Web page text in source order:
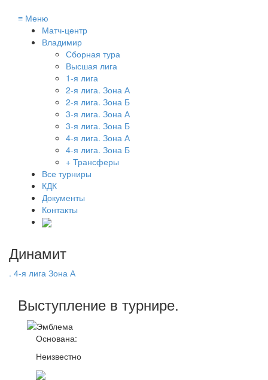
≡ Меню
Матч-центр
Владимир
Сборная тура
Высшая лига
1-я лига
2-я лига. Зона А
2-я лига. Зона Б
3-я лига. Зона А
3-я лига. Зона Б
4-я лига. Зона А
4-я лига. Зона Б
+ Трансферы
Все турниры
КДК
Документы
Контакты
Динамит
. 4-я лига Зона А
Выступление в турнире.
Основана:
Неизвестно